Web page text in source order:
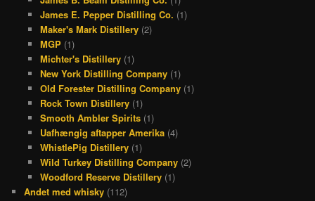
James E. Pepper Distilling Co. (1)
Maker's Mark Distillery(2)
MGP(1)
Michter's Distillery(1)
New York Distilling Company(1)
Old Forester Distilling Company(1)
Rock Town Distillery(1)
Smooth Ambler Spirits(1)
Uafhængig aftapper Amerika(4)
WhistlePig Distillery(1)
Wild Turkey Distilling Company(2)
Woodford Reserve Distillery(1)
Andet med whisky (112)